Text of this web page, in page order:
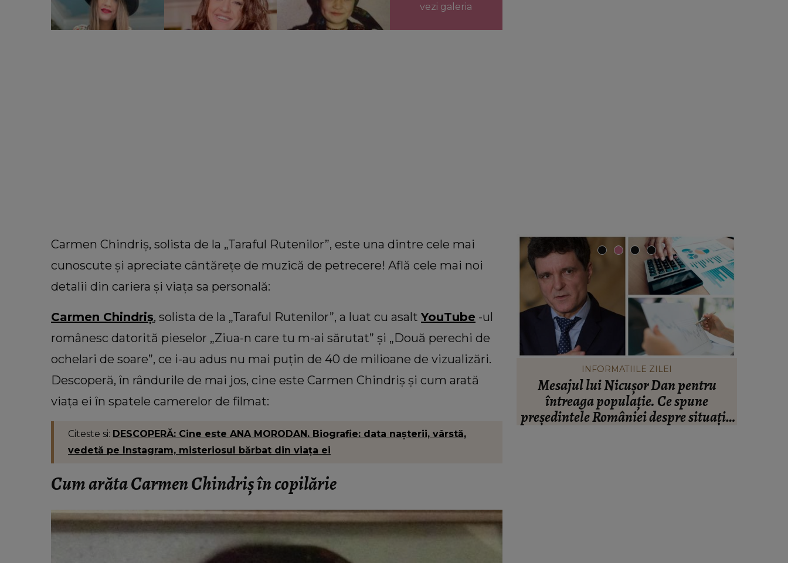
vezi galeria
Carmen Chindriș, solista de la „Taraful Rutenilor”, este una dintre cele mai
cunoscute și apreciate cântărețe de muzică de petrecere! Află cele mai noi
detalii din cariera și viața sa personală:
Carmen Chindriș, solista de la „Taraful Rutenilor”, a luat cu asalt YouTube -ul
românesc datorită pieselor „Ziua-n care tu m-ai sărutat” și „Două perechi de
ochelari de soare”, ce i-au adus nu mai puțin de 40 de milioane de vizualizări.
Descoperă, în rândurile de mai jos, cine este Carmen Chindriș și cum arată
viața ei în spatele camerelor de filmat:
Citeste si: DESCOPERĂ: Cine este ANA MORODAN. Biografie: data nașterii, vârstă,
vedetă pe Instagram, misteriosul bărbat din viața ei
Cum arăta Carmen Chindriș în copilărie
Cu câți bani a rămas Oana Lis să
cumpere mâncare pentru ea și soțul ei,
Ce oraș ar trebui să vizitezi în
INFORMATIILE ZILEI
Mesajul lui Nicușor Dan pentru
întreaga populație. Ce spune
președintele României despre situația